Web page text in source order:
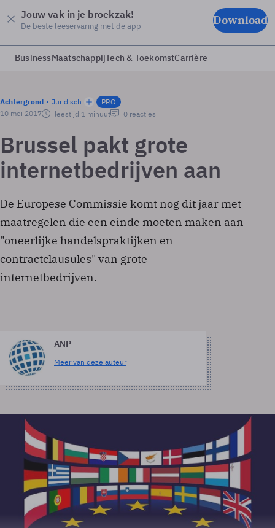
Jouw vak in je broekzak!
De beste leeservaring met de app Download
BusinessMaatschappijTech & ToekomstCarrière
Achtergrond Juridisch
PRO
10 mei 2017
leestijd 1 minuut 0 reacties
Brussel pakt grote
internetbedrijven aan
De Europese Commissie komt nog dit jaar met
maatregelen die een einde moeten maken aan
"oneerlijke handelspraktijken en
contractclausules" van grote
internetbedrijven.
ANP
Meer van deze auteur